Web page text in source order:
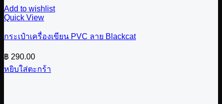
Add to wishlist
Quick View
กระเป๋าเครื่องเขียน PVC ลาย Blackcat
฿ 290.00
หยิบใส่ตะกร้า